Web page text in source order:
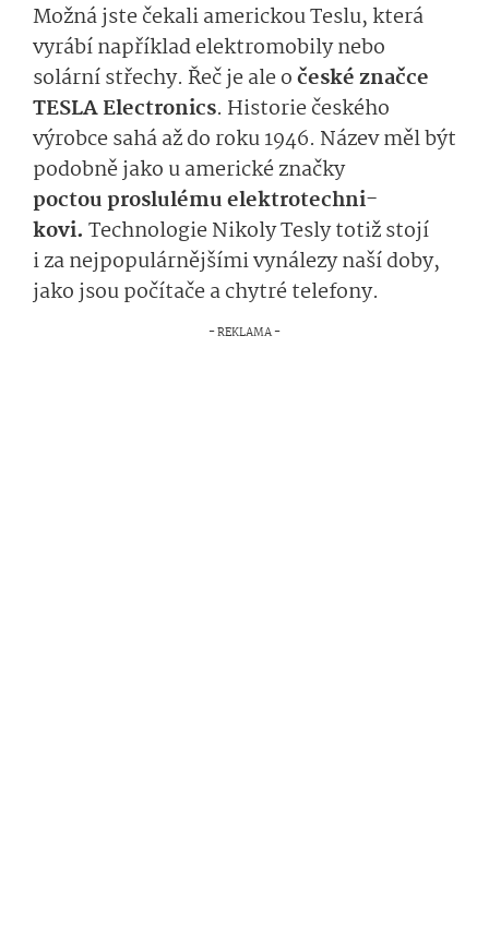
Možná jste čekali americkou Teslu, která
vyrábí napříkladelek­tromobilynebo
solární střechy. Řeč je ale očeské značce
TESLAElectro­nics. Historie českého
výrobcesahá až do roku 1946. Název měl být
podobně jako uamerické značky
poctouproslulému elektrotechni­
kovi. Technolo­gie Nikoly Tesly totižstojí
i zanejpopulár­nějšímivynále­zynaší doby,
jako jsou počítačeachytré telefony.